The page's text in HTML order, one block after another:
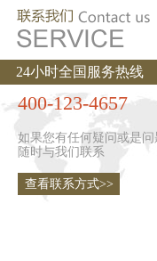
24小时全国服务热线
400-123-4657
如果您有任何疑问或是
随时与我们联系
查看联系方式>>